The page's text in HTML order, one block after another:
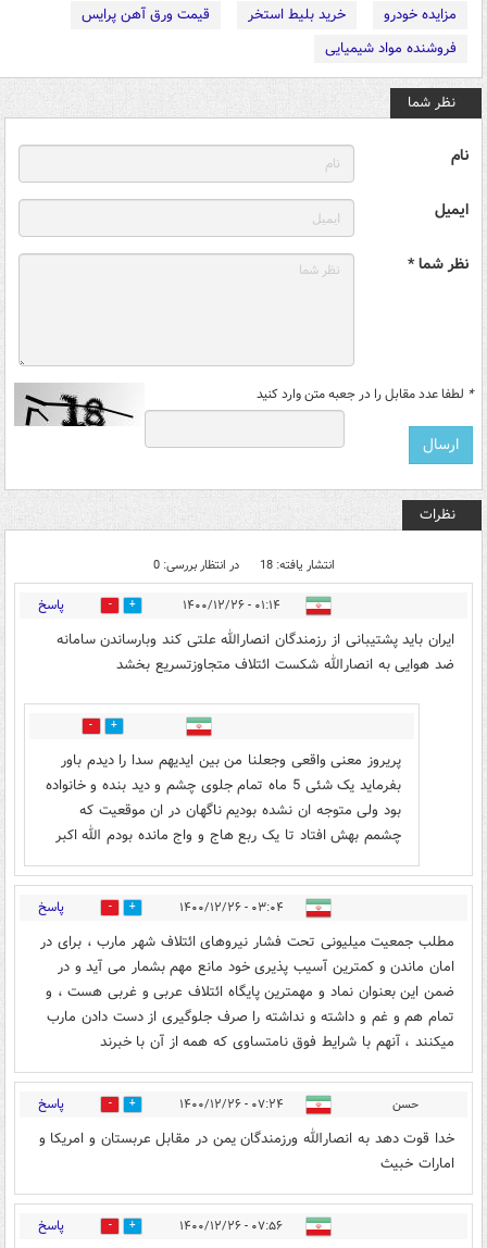
مزایده خودرو خرید بلیط استخر
قیمت ورق آهن پرایس
فروشنده مواد شیمیایی
نظر شما
نام
ایمیل
نظر شما *
* لطفا عدد مقابل را در جعبه متن وارد کنید
نظرات
انتشار یافته: 18 در انتظار بررسی: 0
۰۱:۱۴ - ۱۴۰۰/۱۲/۲۶ 21 پاسخ
ایران باید پشتیبانی از رزمندگان انصارالله علتی کند وبارساندن سامانه
ضد هوایی به انصارالله شکست ائتلاف متجاوزتسریع بخشد
0
پریروز معنی واقعی وجعلنا من بین ایدیهم سدا را دیدم باور
بفرماید یک شئی 5 ماه تمام جلوی چشم و دید بنده و خانواده
بود ولی متوجه ان نشده بودیم ناگهان در ان موقعیت که
چشمم بهش افتاد تا یک ربع هاج و واج مانده بودم الله اکبر
۰۳:۰۴ - ۱۴۰۰/۱۲/۲۶ 4 پاسخ
مطلب جمعیت میلیونی تحت فشار نیروهای ائتلاف شهر مارب ، برای در
امان ماندن و کمترین آسیب پذیری خود مانع مهم بشمار می آید و در
ضمن این بعنوان نماد و مهمترین پایگاه ائتلاف عربی و غربی هست ، و
تمام هم و غم و داشته و نداشته را صرف جلوگیری از دست دادن مارب
میکنند ، آنهم با شرایط فوق نامتساوی که همه از آن با خبرند
حسن ۰۷:۲۴ - ۱۴۰۰/۱۲/۲۶ 8 پاسخ
خدا قوت دهد به انصارالله ورزمندگان یمن در مقابل عربستان و امریکا و
امارات خبیث
۰۷:۵۶ - ۱۴۰۰/۱۲/۲۶ 4 پاسخ